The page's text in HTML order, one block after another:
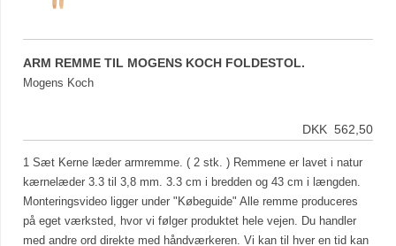
ARM REMME TIL MOGENS KOCH FOLDESTOL.
Mogens Koch
DKK 562,50
1 Sæt Kerne læder armremme. ( 2 stk. ) Remmene er lavet i natur
kærnelæder 3.3 til 3,8 mm. 3.3 cm i bredden og 43 cm i længden.
Monteringsvideo ligger under "Købeguide" Alle remme produceres
på eget værksted, hvor vi følger produktet hele vejen. Du handler
med andre ord direkte med håndværkeren. Vi kan til hver en tid kan